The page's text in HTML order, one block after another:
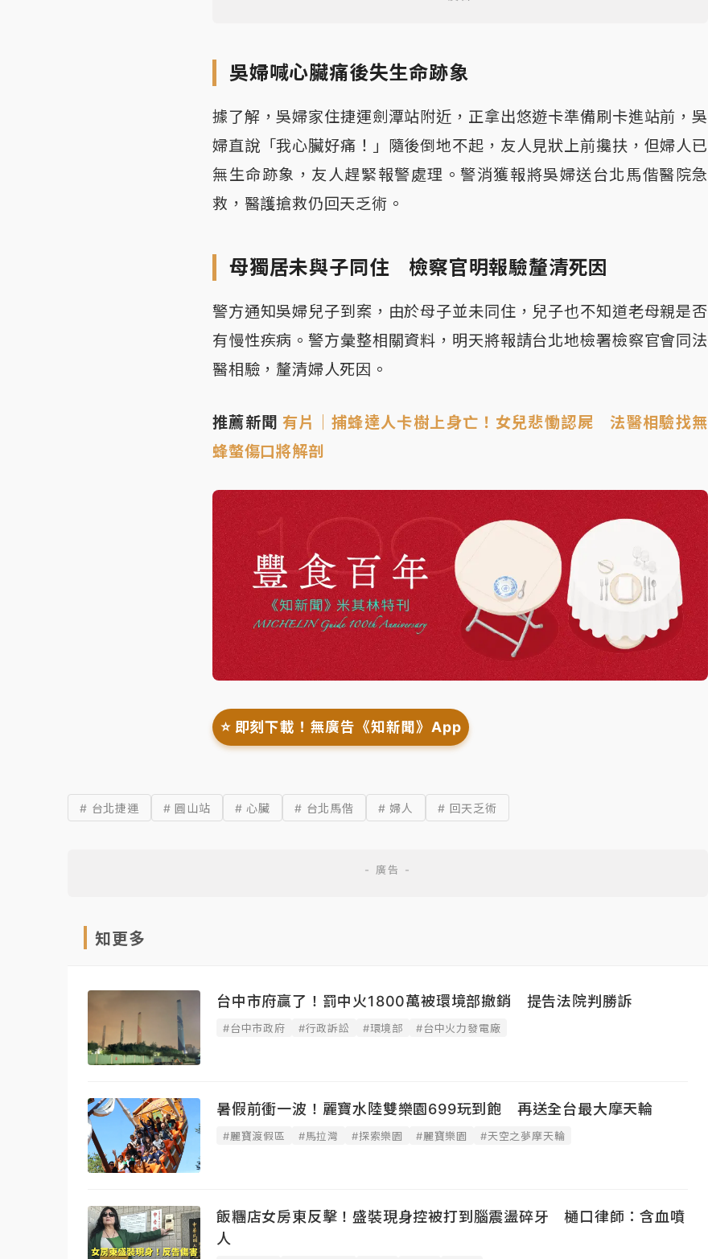
吳婦喊心臟痛後失生命跡象
據了解，吳婦家住捷運劍潭站附近，正拿出悠遊卡準備刷卡進站前，吳
婦直說「我心臟好痛！」隨後倒地不起，友人見狀上前攙扶，但婦人已
無生命跡象，友人趕緊報警處理。警消獲報將吳婦送台北馬偕醫院急
救，醫護搶救仍回天乏術。
母獨居未與子同住 檢察官明報驗釐清死因
警方通知吳婦兒子到案，由於母子並未同住，兒子也不知道老母親是否
有慢性疾病。警方彙整相關資料，明天將報請台北地檢署檢察官會同法
醫相驗，釐清婦人死因。
推薦新聞 有片｜捕蜂達人卡樹上身亡！女兒悲慟認屍 法醫相驗找無
蜂螫傷口將解剖
⭐️ 即刻下載！無廣告《知新聞》App
# 台北捷運 # 圓山站 # 心臟 # 台北馬偕 # 婦人 # 回天乏術
知更多
台中市府贏了！罰中火1800萬被環境部撤銷 提告法院判勝訴
#台中市政府 #行政訴訟 #環境部 #台中火力發電廠
暑假前衝一波！麗寶水陸雙樂園699玩到飽 再送全台最大摩天輪
#麗寶渡假區 #馬拉灣 #探索樂園 #麗寶樂園 #天空之夢摩天輪
飯糰店女房東反擊！盛裝現身控被打到腦震盪碎牙 樋口律師：含血噴
人